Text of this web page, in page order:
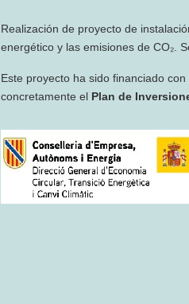
Realización de proyecto de
energético y las emisiones de CO₂.
Este proyecto ha sido financiado
concretamente el Plan de